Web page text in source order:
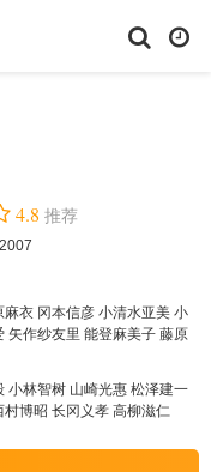
短剧大全 体育
4.8 推荐
2007
麻衣 冈本信彦 小清水亚美 小
矢作纱友里 能登麻美子 藤原
小林智树 山崎光惠 松泽建一
村博昭 长冈义孝 高柳滋仁